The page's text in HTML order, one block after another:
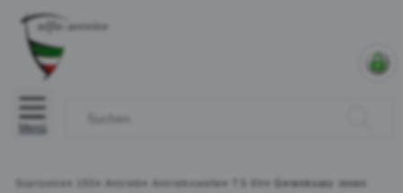
Menü
Startseite » » Antrieb » Antriebswelle » »
Gelenksatz innen